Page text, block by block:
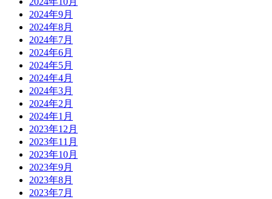
2024年9月
2024年8月
2024年7月
2024年6月
2024年5月
2024年4月
2024年3月
2024年2月
2024年1月
2023年12月
2023年11月
2023年10月
2023年9月
2023年8月
2023年7月